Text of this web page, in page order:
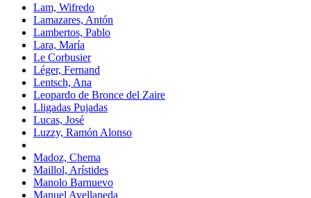
Lam, Wifredo
Lamazares, Antón
Lambertos, Pablo
Lara, María
Le Corbusier
Léger, Fernand
Lentsch, Ana
Leopardo de Bronce del Zaire
Lligadas Pujadas
Lucas, José
Luzzy, Ramón Alonso
Madoz, Chema
Maillol, Arístides
Manolo Barnuevo
Manuel Avellaneda